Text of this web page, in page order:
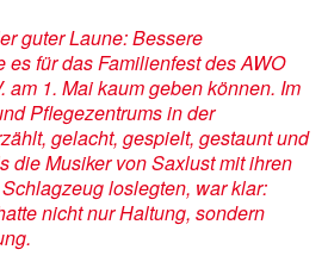
guter Laune: Bessere
es für das Familienfest des AWO
am 1. Mai kaum geben können. Im
Pflegezentrums in der
gelacht, gespielt, gestaunt und
die Musiker von Saxlust mit ihren
loslegten, war klar:
nicht nur Haltung, sondern